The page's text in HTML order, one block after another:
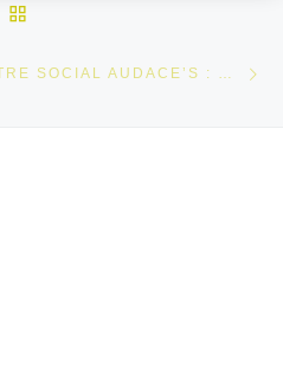
MISSION LOCALE ET CENTRE SOCIAL AUDACE’S : UN PARTENARIAT GAGNANT